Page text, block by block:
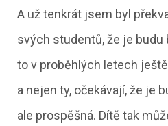
A už tenkrát jsem byl
svých studentů, že je budu
to v proběhlých letech
a nejen ty, očekávají, že je
ale prospěšná. Dítě tak